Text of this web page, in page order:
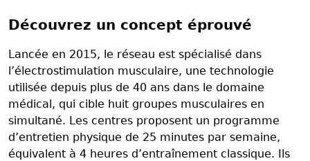
Découvrez un concept éprouvé
Lancée en 2015, le réseau est spécialisé dans
l’électrostimulation musculaire, une technologie
utilisée depuis plus de 40 ans dans le domaine
médical, qui cible huit groupes musculaires en
simultané. Les centres proposent un programme
d’entretien physique de 25 minutes par semaine,
équivalent à 4 heures d’entraînement classique. Ils